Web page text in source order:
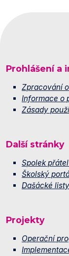
Prohlášení a
Zpracování
Informace o
Zásady
Další stránky
Spolek
Školský
Dašácké listy
Projekty
Operační